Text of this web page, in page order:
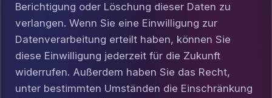
Berichtigung oder Löschung dieser Daten zu
verlangen. Wenn Sie eine Einwilligung zur
Datenverarbeitung erteilt haben, können Sie
diese Einwilligung jederzeit für die Zukunft
widerrufen. Außerdem haben Sie das Recht,
unter bestimmten Umständen die Einschränkung